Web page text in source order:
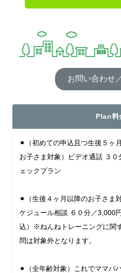
お問い合わせ
Plan料
⚫︎（初めての申込且つ生後５ヶ
お子さま対象）ビデオ通話 ３０
ェックプラン
⚫︎（生後４ヶ月以降のお子さま
ケジュール相談 ６０分／3,000
込）※ねんねトレーニングに関
問は対象外となります。
⚫︎（全年齢対象）これでママパ